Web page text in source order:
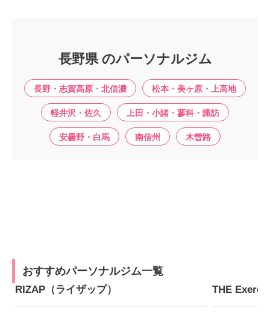
長野県 のパーソナルジム
長野・志賀高原・北信濃 松本・美ヶ原・上高地
軽井沢・佐久 上田・小諸・蓼科・諏訪
安曇野・白馬 南信州 木曽路
おすすめパーソナルジム一覧
RIZAP（ライザップ）